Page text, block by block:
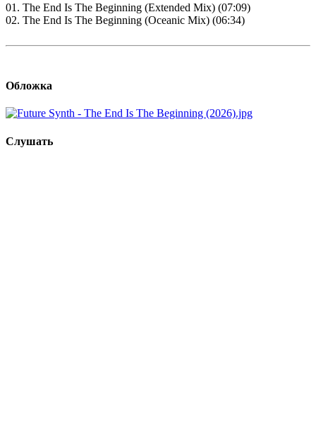
01. The End Is The Beginning (Extended Mix) (07:09)
02. The End Is The Beginning (Oceanic Mix) (06:34)
Обложка
Слушать